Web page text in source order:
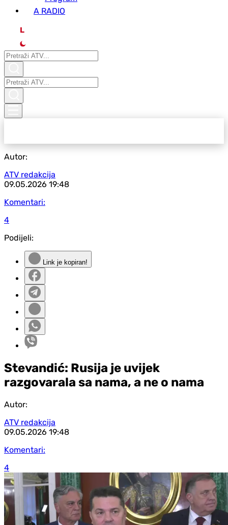
A RADIO
L
Autor:
ATV redakcija
09.05.2026 19:48
Komentari:
4
Podijeli:
Link je kopiran!
Stevandić: Rusija je uvijek
razgovarala sa nama, a ne o nama
Autor:
ATV redakcija
09.05.2026 19:48
Komentari:
4